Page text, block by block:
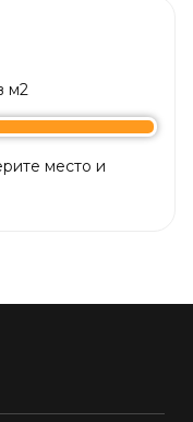
м2
место и